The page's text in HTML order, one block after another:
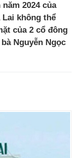
2024 của
không thể
của 2 cổ đông
Nguyễn Ngọc